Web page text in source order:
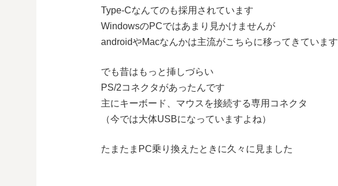
Type-Cなんてのも採用されています
WindowsのPCではあまり見かけませんが
androidやMacなんかは主流がこちらに移ってきています
でも昔はもっと挿しづらい
PS/2コネクタがあったんです
主にキーボード、マウスを接続する専用コネクタ
（今では大体USBになっていますよね）
たまたまPC乗り換えたときに久々に見ました